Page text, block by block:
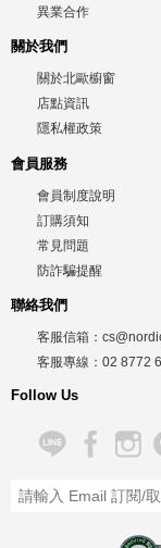
異業合作
關於我們
關於北歐櫥窗
店點資訊
隱私權政策
會員服務
會員制度說明
訂購須知
常見問題
防詐騙提醒
聯絡我們
客服信箱：
客服專線： 02 8772
Follow Us